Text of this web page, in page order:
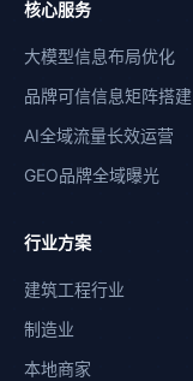
核心服务
大模型信息布局优化
品牌可信信息矩阵搭建
AI全域流量长效运营
GEO品牌全域曝光
行业方案
建筑工程行业
制造业
本地商家